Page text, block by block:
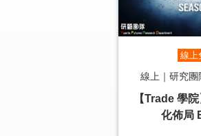
線上
線上｜研究團
【Trade 學
化佈局